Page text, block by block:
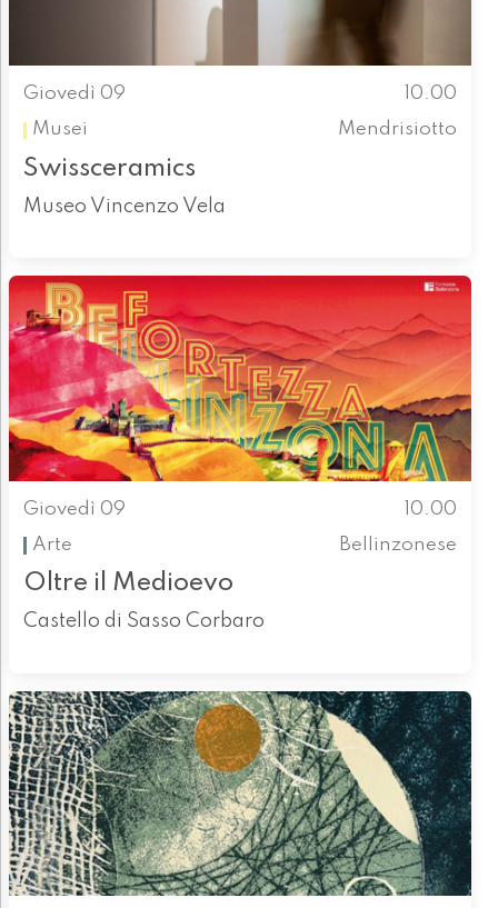
Giovedì 09
10.00
Musei
Mendrisiotto
Swissceramics
Museo Vincenzo Vela
Giovedì 09
10.00
Arte
Bellinzonese
Oltre il Medioevo
Castello di Sasso Corbaro